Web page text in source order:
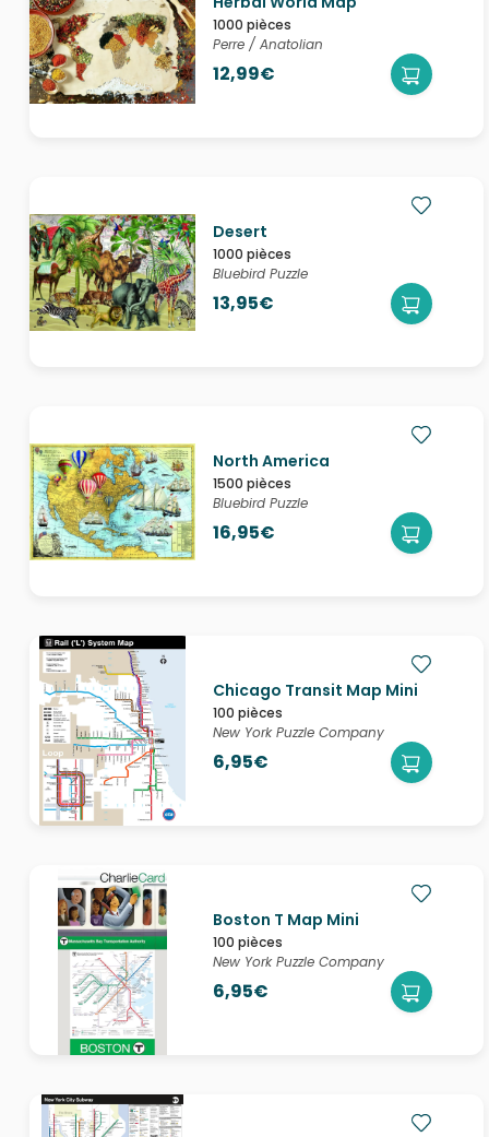
1000 pièces
Perre / Anatolian
12,99€
Desert
1000 pièces
Bluebird Puzzle
13,95€
North America
1500 pièces
Bluebird Puzzle
16,95€
Chicago Transit Map Mini
100 pièces
New York Puzzle Company
6,95€
Boston T Map Mini
100 pièces
New York Puzzle Company
6,95€